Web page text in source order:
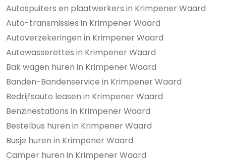
Autospuiters en plaatwerkers in Krimpener Waard
Auto-transmissies in Krimpener Waard
Autoverzekeringen in Krimpener Waard
Autowasserettes in Krimpener Waard
Bak wagen huren in Krimpener Waard
Banden-Bandenservice in Krimpener Waard
Bedrijfsauto leasen in Krimpener Waard
Benzinestations in Krimpener Waard
Bestelbus huren in Krimpener Waard
Busje huren in Krimpener Waard
Camper huren in Krimpener Waard